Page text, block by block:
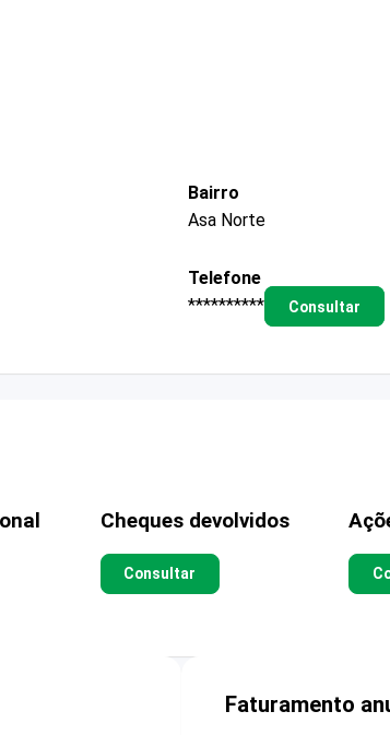
Bairro
Asa Norte
Telefone
**********
Consultar
Cheques devolvidos
Consultar
Faturamento